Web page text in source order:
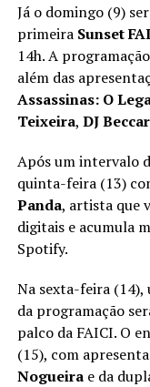
Já o domingo (9)
primeira Sunset
14h. A
além das
Assassinas: O
Teixeira, DJ
Após um intervalo
quinta-feira (13)
Panda, artista que
digitais e acumula
Spotify.
Na sexta-feira (14),
da programação
palco da FAICI. O
(15), com
Nogueirae da